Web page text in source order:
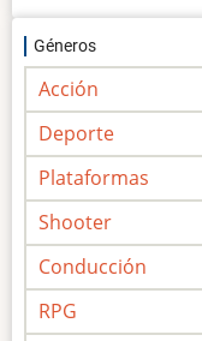
Géneros
Acción
Deporte
Plataformas
Shooter
Conducción
RPG